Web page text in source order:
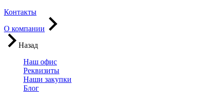
Контакты
О компании
Назад
Наш офис
Реквизиты
Наши закупки
Блог